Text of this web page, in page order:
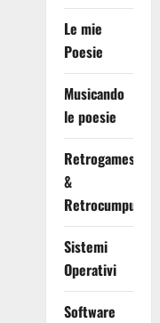
Le mie
Poesie
Musicando
le poesie
Retrogames
&
Retrocumputing
Sistemi
Operativi
Software